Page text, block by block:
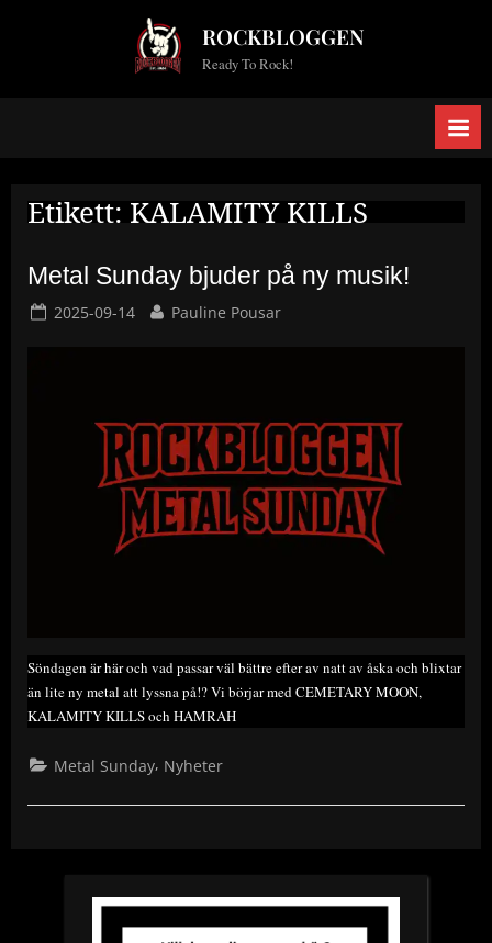
ROCKBLOGGEN
Ready To Rock!
Etikett: KALAMITY KILLS
Metal Sunday bjuder på ny musik!
Posted
2025-09-14 By
Pauline Pousar
Söndagen är här och vad passar väl bättre efter av natt av åska och blixtar
än lite ny metal att lyssna på!? Vi börjar med CEMETARY MOON,
KALAMITY KILLS och HAMRAH
Metal Sunday, Nyheter